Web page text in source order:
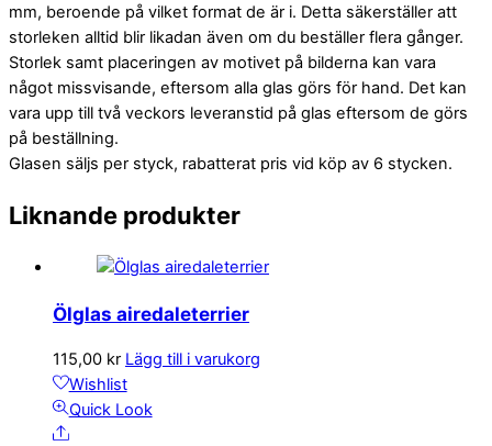
mm, beroende på vilket format de är i. Detta säkerställer att
storleken alltid blir likadan även om du beställer flera gånger.
Storlek samt placeringen av motivet på bilderna kan vara
något missvisande, eftersom alla glas görs för hand. Det kan
vara upp till två veckors leveranstid på glas eftersom de görs
på beställning.
Glasen säljs per styck, rabatterat pris vid köp av 6 stycken.
Liknande produkter
Ölglas airedaleterrier
115,00 kr Lägg till i varukorg
Wishlist
Quick Look
Share